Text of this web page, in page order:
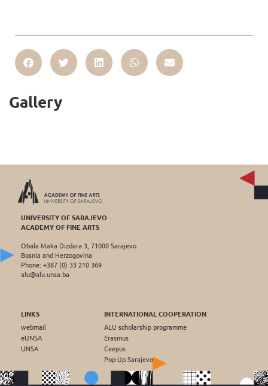
Gallery
UNIVERSITY OF SARAJEVO
ACADEMY OF FINE ARTS
Obala Maka Dizdara 3, 71000 Sarajevo
Bosnia and Herzogovina
Phone: +387 (0) 33 210 369
alu@alu.unsa.ba
LINKS
webmail
eUNSA
UNSA
INTERNATIONAL COOPERATION
ALU scholarship programme
Erasmus
Ceepus
Pop-Up Sarajevo